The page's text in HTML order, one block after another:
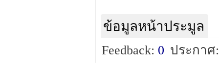
ข้อมูลหน้าประมูล
Feedback: 0 ประกาศ